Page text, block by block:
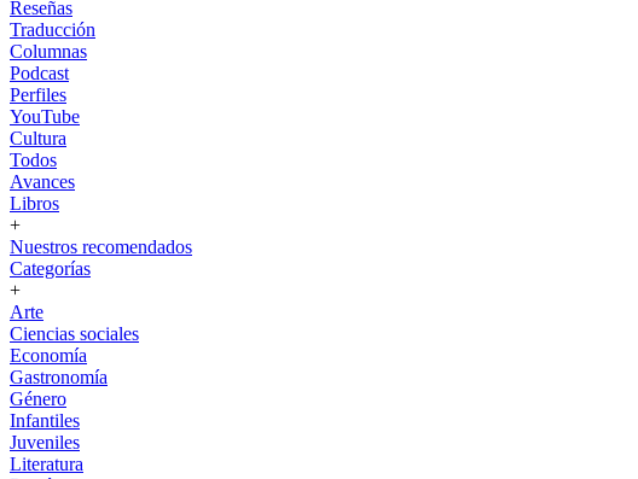
Reseñas
Traducción
Columnas
Podcast
Perfiles
YouTube
Cultura
Todos
Avances
Libros
+
Nuestros recomendados
Categorías
+
Arte
Ciencias sociales
Economía
Gastronomía
Género
Infantiles
Juveniles
Literatura